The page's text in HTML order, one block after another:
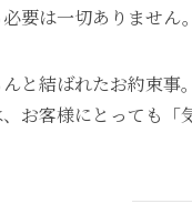
要は一切ありません。
と結ばれたお約束事。
お客様にとっても